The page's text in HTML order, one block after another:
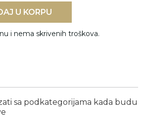
i nema skrivenih troškova.
sa podkategorijama kada budu